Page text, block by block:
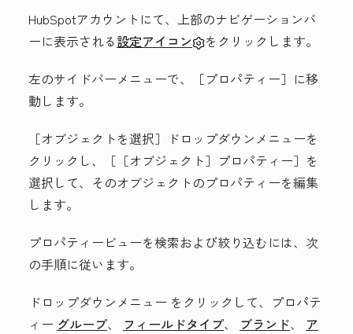
HubSpotアカウントにて、上部のナビゲーションバ
ーに表示される設定アイコン
をクリックします。
左のサイドバーメニューで、
［プロパティー］ に移
動します。
［オブジェクトを選択］ドロップダウンメニューを
クリックし、
［［オブジェクト］プロパティー］を
選択して、そのオブジェクトのプロパティーを編集
します。
プロパティービューを検索および絞り込むには、次
の手順に従います。
ドロップダウンメニュー をクリックして、プロパテ
ィー グループ、 フィールドタイプ、 ブランド、 ア